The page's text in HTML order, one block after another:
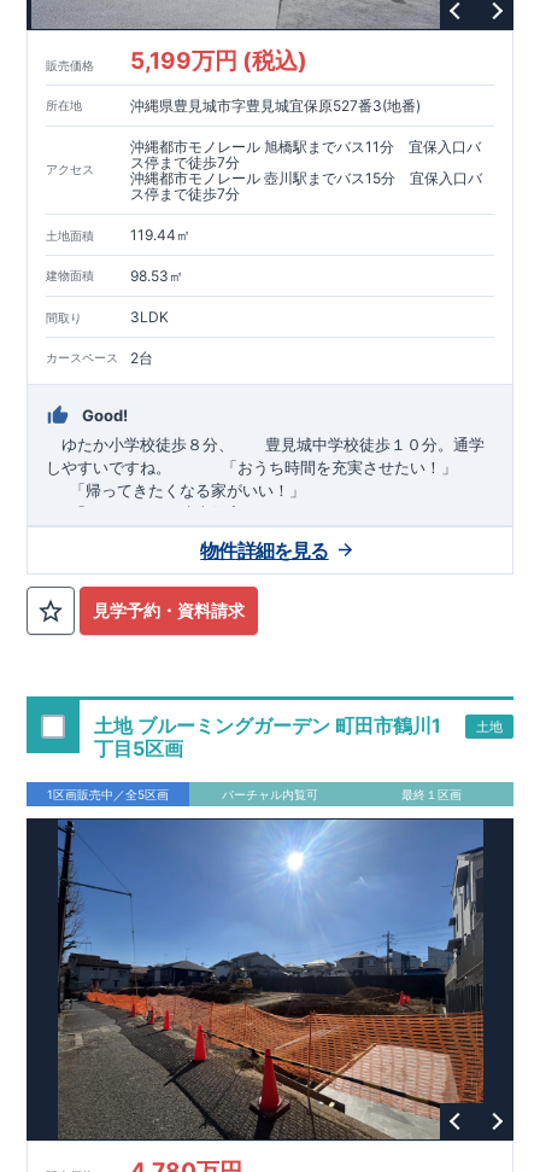
販売価格 5,199万円 (税込)
所在地 沖縄県豊見城市字豊見城宜保原527番3(地番)
アクセス
沖縄都市モノレール 旭橋駅までバス11分 宜保入口バ
ス停まで徒歩7分
沖縄都市モノレール 壺川駅までバス15分 宜保入口バ
ス停まで徒歩7分
土地面積 119.44㎡
建物面積 98.53㎡
間取り 3LDK
カースペース 2台
Good!
ゆたか小学校徒歩８分、 豊見城中学校徒歩１０分。通学
しやすいですね。
「おうち時間を充実させたい！」
「帰ってきたくなる家がいい！」
「おしゃれなら建売住宅もありかも！」
TEL:098-860-2201（火・水曜日定休日、年末年始休み）
■オプションではありません！全棟標準搭載
ム・ガス衣類乾燥機・食洗器・宅配ボックス・玄関電子キー・
成材にヒノキを使用しております！
■長期優良住宅もっと詳しく
「いい家を作って、きちんと手
7つの厳しい技術基準をクリアした物件だけが認定を受けられる
長期優良住宅。
長期優良住宅として認定を受けるためには、国が定めた下記7つ
の技術基準をクリアする必要があります。東栄住宅は全棟でク
リア！①耐震性②劣化対策③維持管理性④住戸面積⑤省エネル
ギー性⑥居住環境⑦維持保全管理
そのほかの魅力として、住宅ローン金利優遇、固定資産税の減
税、中古市場での売却時にも有利です。
住宅性能評価ダブル
取得
「設計」と「建設」のダブルで性
能を評価されています！図面を第三者機関へ提出します。外部
評価委員が建設中に3回、竣工時に1回の現場検査が行われま
す。構造の安定、劣化の軽減、維持管理への配慮、温熱環境・
エネルギー消費量（断熱等性能）の必須4分野、空気環境で、最
高等級取得！ ■ 耐震等級3 もっと詳しく 東栄住宅の建物
は、国が定めた耐震最高等級3を取得。建築基準法に定められ
た、｢数百年に一度発生する地震に対して、倒壊、崩壊しない｣
という基準から、さらに1.5倍の耐震力を達成しています。
風等級2 災害時の損傷の受けにくさを評価されています。建築
当社こだわりの空間アイディアをショート動画で
ご紹介しています。ここをクリック
見学予約・資料請求
物件詳細を見る
土地 ブルーミングガーデン 町田市鶴川1
丁目5区画
土地
1区画販売中／全5区画 バーチャル内覧可 最終１区画